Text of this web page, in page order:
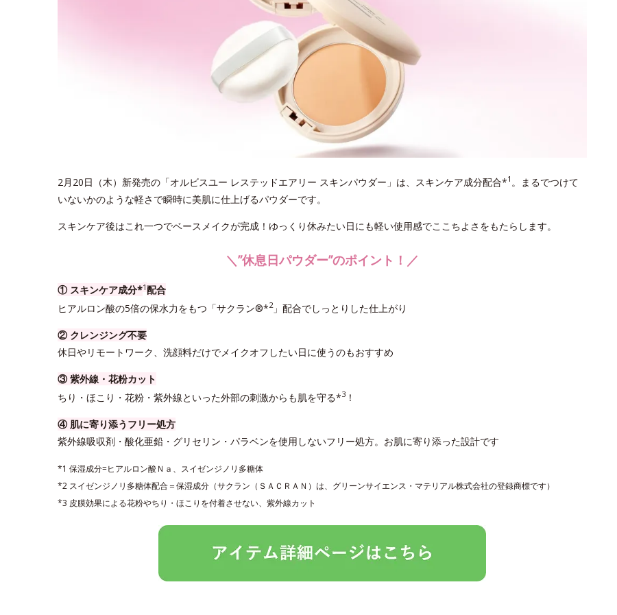
2月20日（木）新発売の「オルビスユー レステッドエアリー スキンパウダー」は、スキンケア成分配合*1 。まるでつけて
いないかのような軽さで瞬時に美肌に仕上げるパウダーです。
スキンケア後はこれ一つでベースメイクが完成！ゆっくり休みたい日にも軽い使用感でここちよさをもたらします。
＼”休息日パウダー”のポイント！／
① スキンケア成分*1配合
ヒアルロン酸の5倍の保水力をもつ「サクラン®*2」配合でしっとりした仕上がり
② クレンジング不要
休日やリモートワーク、洗顔料だけでメイクオフしたい日に使うのもおすすめ
③ 紫外線・花粉カット
ちり・ほこり・花粉・紫外線といった外部の刺激からも肌を守る*3 ！
④ 肌に寄り添うフリー処方
紫外線吸収剤・酸化亜鉛・グリセリン・パラベンを使用しないフリー処方。お肌に寄り添った設計です
*1 保湿成分=ヒアルロン酸Ｎａ、スイゼンジノリ多糖体
*2 スイゼンジノリ多糖体配合＝保湿成分（サクラン（ＳＡＣＲＡＮ）は、グリーンサイエンス・マテリアル株式会社の登録商標です）
*3 皮膜効果による花粉やちり・ほこりを付着させない、紫外線カット